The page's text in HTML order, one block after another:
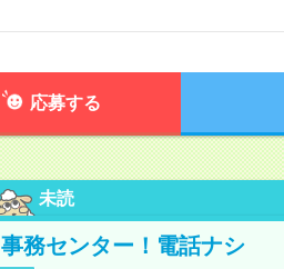
応募する
未読
務センター！電話ナシ